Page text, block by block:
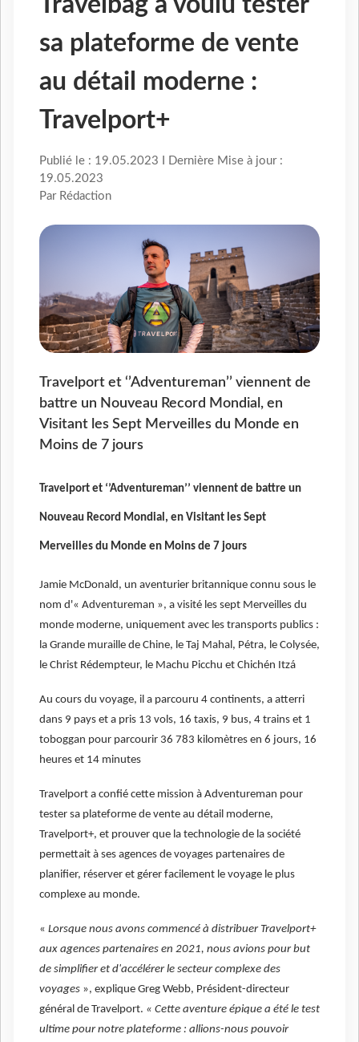
sa plateforme de vente
au détail moderne :
Travelport+
Publié le : 19.05.2023 I Dernière Mise à jour :
19.05.2023
Par Rédaction
Travelport et ‘’Adventureman’’ viennent de
battre un Nouveau Record Mondial, en
Visitant les Sept Merveilles du Monde en
Moins de 7 jours
Travelport et ‘’Adventureman’’ viennent de battre un
Nouveau Record Mondial, en Visitant les Sept
Merveilles du Monde en Moins de 7 jours
Jamie McDonald, un aventurier britannique connu sous le
nom d'« Adventureman », a visité les sept Merveilles du
monde moderne, uniquement avec les transports publics :
la Grande muraille de Chine, le Taj Mahal, Pétra, le Colysée,
le Christ Rédempteur, le Machu Picchu et Chichén Itzá
Au cours du voyage, il a parcouru 4 continents, a atterri
dans 9 pays et a pris 13 vols, 16 taxis, 9 bus, 4 trains et 1
toboggan pour parcourir 36 783 kilomètres en 6 jours, 16
heures et 14 minutes
Travelport a confié cette mission à Adventureman pour
tester sa plateforme de vente au détail moderne,
Travelport+, et prouver que la technologie de la société
permettait à ses agences de voyages partenaires de
planifier, réserver et gérer facilement le voyage le plus
complexe au monde.
« Lorsque nous avons commencé à distribuer Travelport+
aux agences partenaires en 2021, nous avions pour but
de simplifier et d'accélérer le secteur complexe des
voyages », explique Greg Webb, Président-directeur
général de Travelport. « Cette aventure épique a été le test
ultime pour notre plateforme : allions-nous pouvoir